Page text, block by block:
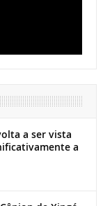
a ser vista
a